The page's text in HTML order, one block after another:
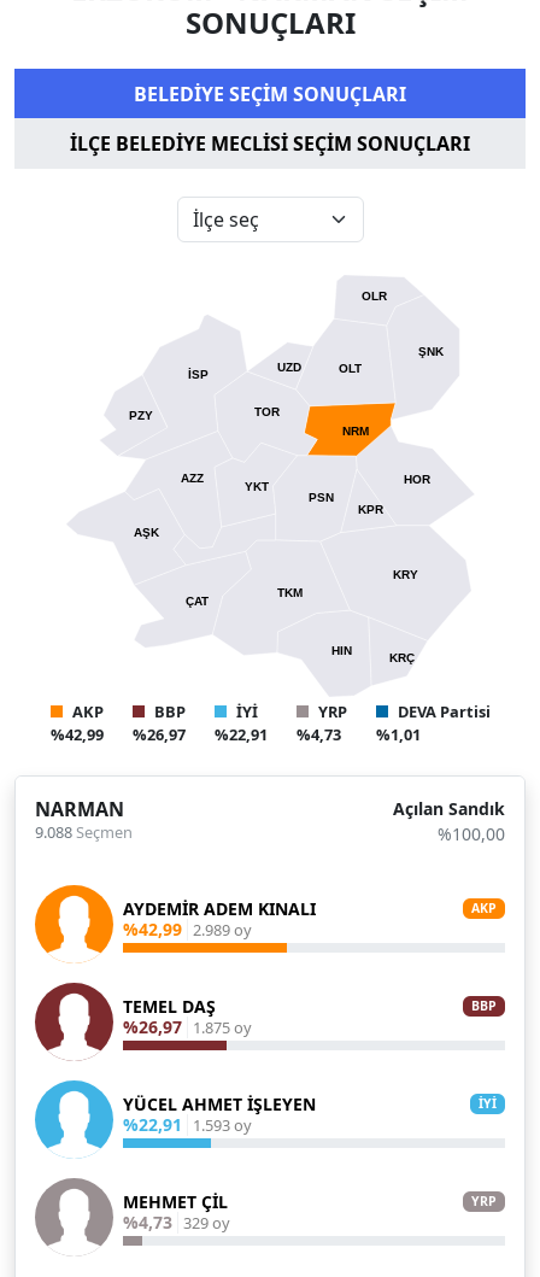
SONUÇLARI
BELEDİYE SEÇİM SONUÇLARI
İLÇE BELEDİYE MECLİSİ SEÇİM SONUÇLARI
AŞK
ÇAT
HIN
HOR
İSP
KRY
NRM
OLT
OLR
PSN
ŞNK
TKM
TOR
KRÇ
UZD
PZY
AZZ
KPR
YKT
AKP
%42,99
BBP
%26,97
İYİ
%22,91
YRP
%4,73
DEVA Partisi
%1,01
NARMAN
9.088Seçmen
Açılan Sandık
%100,00
AYDEMİR ADEM KINALI AKP
%42,99 2.989 oy
TEMEL DAŞ BBP
%26,97 1.875 oy
YÜCEL AHMET İŞLEYEN İYİ
%22,91 1.593 oy
MEHMET ÇİL YRP
%4,73 329 oy